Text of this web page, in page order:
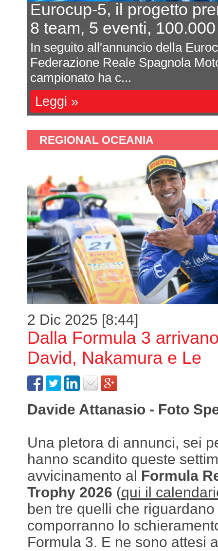
Eurocup-5, il progetto
8 team, 5 eventi,
In seguito all'annuncio della
Federazione Reale Spagnola
campionato ha c...
Leggi »
REGIONAL OCEANIA
2 Dic 2025 [8:44]
Dalla Formula 3
David, Nakamura e Le
Davide Attanasio - Foto
Una pletora di annunci, sei
hanno scandito queste
avvicinamento al Formula
Trophy 2026 (qui il
ben tre quelli che
comporranno lo
Formula 3. E ne sono attesi